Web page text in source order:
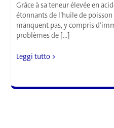
Grâce à sa teneur élevée en
étonnants de l’huile de
manquent pas, y compris
problèmes de […]
Les
l’huile
Leggi tutto >